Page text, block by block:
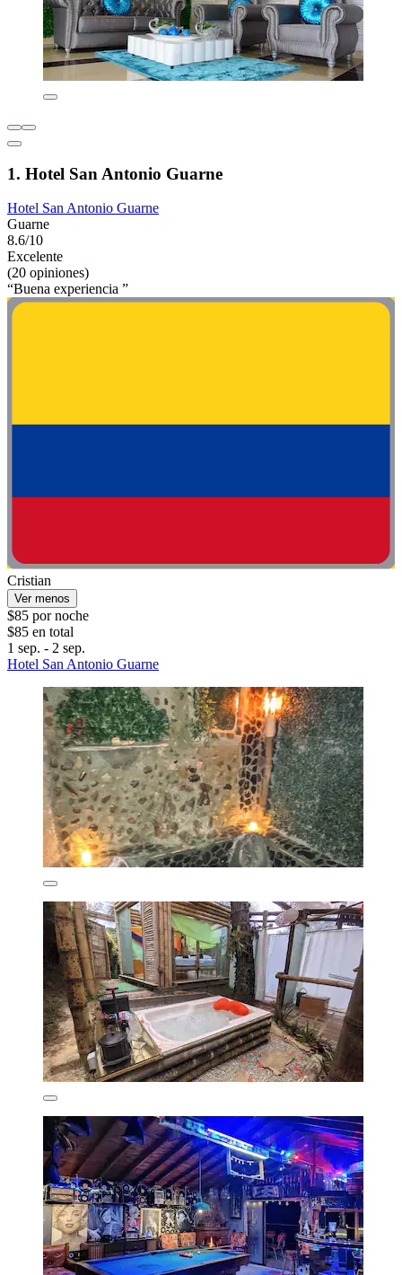
1. Hotel San Antonio Guarne
Hotel San Antonio Guarne
Guarne
8.6/10
Excelente
(20 opiniones)
“Buena experiencia ”
Cristian
Ver menos
$85 por noche
$85 en total
1 sep. - 2 sep.
Hotel San Antonio Guarne